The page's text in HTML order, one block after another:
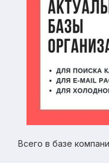
Всего в базе